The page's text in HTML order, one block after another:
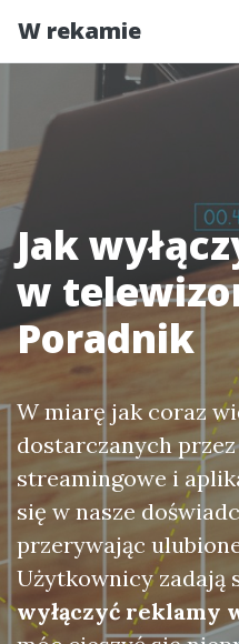
W rekamie
Jak
w
Poradnik
W miarę jak coraz
dostarczanych
streamingowe i
się w nasze
przerywając
Użytkownicy zadają
wyłączyć reklamy